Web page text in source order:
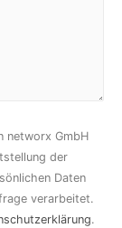
networx GmbH
der
Daten
verarbeitet.
.